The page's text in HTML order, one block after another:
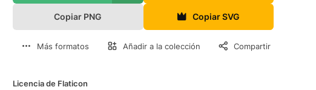
Copiar PNG Copiar SVG
Más formatos Añadir a la colección Compartir
Licencia de Flaticon